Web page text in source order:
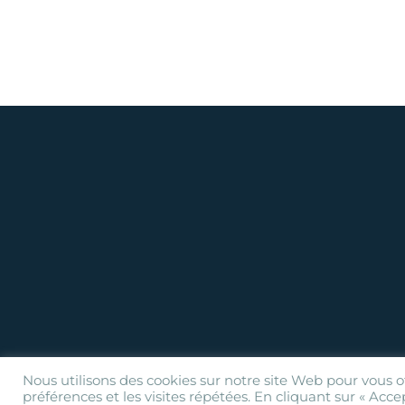
Nous utilisons des cookies sur notre site Web pour
préférences et les visites répétées. En cliquant sur «